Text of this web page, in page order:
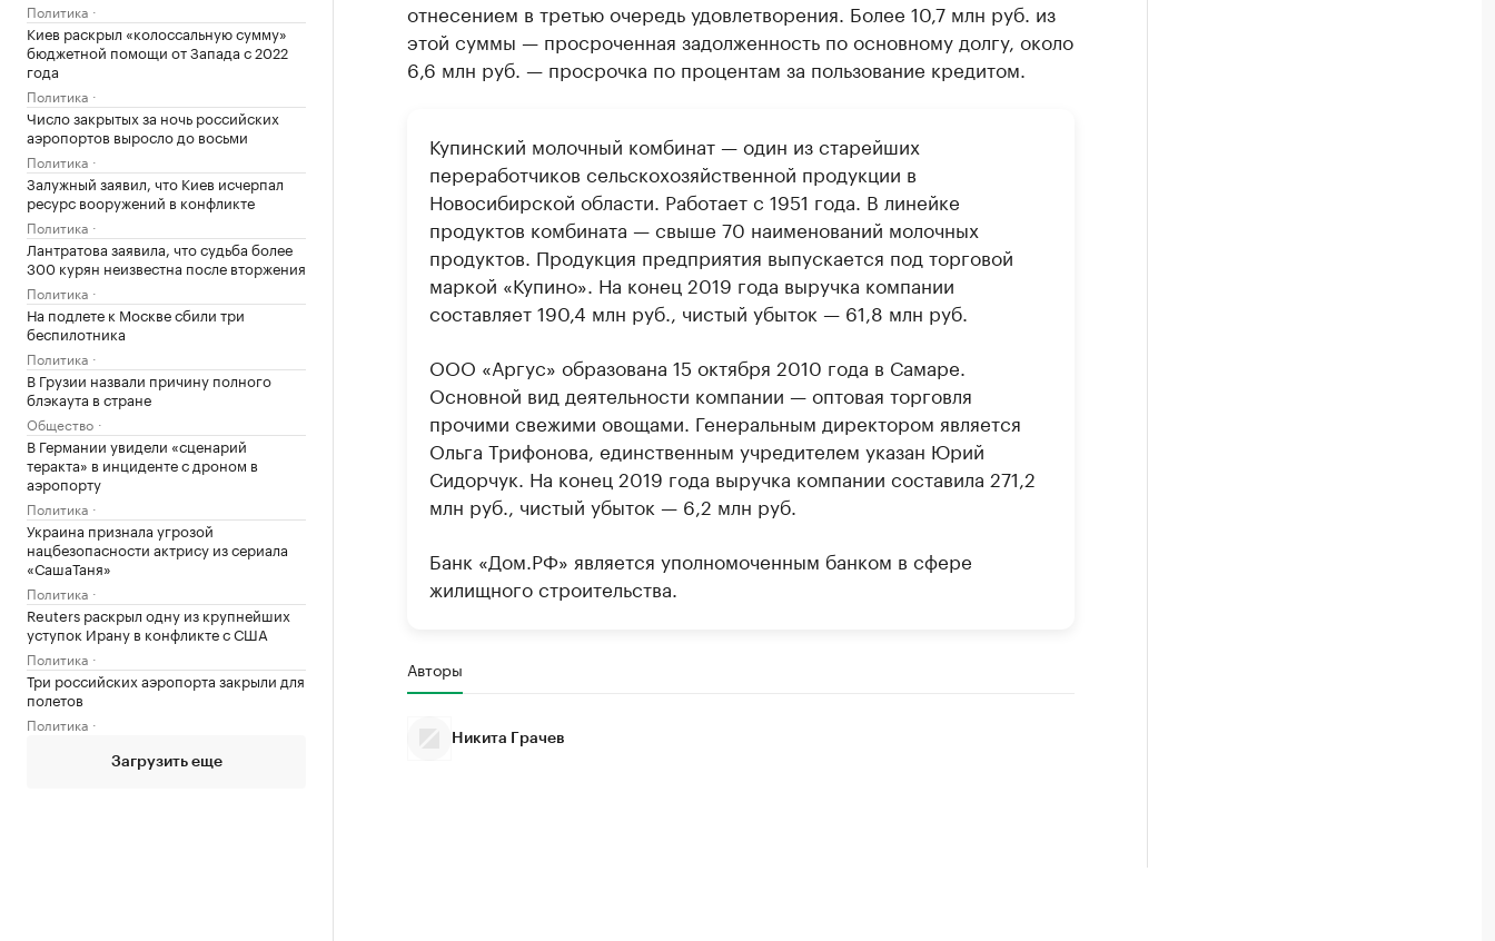
Политика
Киев раскрыл «колоссальную сумму»
бюджетной помощи от Запада с 2022
года
Политика
Число закрытых за ночь российских
аэропортов выросло до восьми
Политика
Залужный заявил, что Киев исчерпал
ресурс вооружений в конфликте
Политика
Лантратова заявила, что судьба более
300 курян неизвестна после вторжения
Политика
На подлете к Москве сбили три
беспилотника
Политика
В Грузии назвали причину полного
блэкаута в стране
Общество
В Германии увидели «сценарий
теракта» в инциденте с дроном в
аэропорту
Политика
Украина признала угрозой
нацбезопасности актрису из сериала
«СашаТаня»
Политика
Reuters раскрыл одну из крупнейших
уступок Ирану в конфликте с США
Политика
Три российских аэропорта закрыли для
полетов
Политика
Загрузить еще
отнесением в третью очередь удовлетворения. Более 10,7 млн руб. из
этой суммы — просроченная задолженность по основному долгу, около
6,6 млн руб. — просрочка по процентам за пользование кредитом.
Купинский молочный комбинат — один из старейших
переработчиков сельскохозяйственной продукции в
Новосибирской области. Работает с 1951 года. В линейке
продуктов комбината — свыше 70 наименований молочных
продуктов. Продукция предприятия выпускается под торговой
маркой «Купино». На конец 2019 года выручка компании
составляет 190,4 млн руб., чистый убыток — 61,8 млн руб.
ООО «Аргус» образована 15 октября 2010 года в Самаре.
Основной вид деятельности компании — оптовая торговля
прочими свежими овощами. Генеральным директором является
Ольга Трифонова, единственным учредителем указан Юрий
Сидорчук. На конец 2019 года выручка компании составила 271,2
млн руб., чистый убыток — 6,2 млн руб.
Банк «Дом.РФ» является уполномоченным банком в сфере
жилищного строительства.
Авторы
Никита Грачев